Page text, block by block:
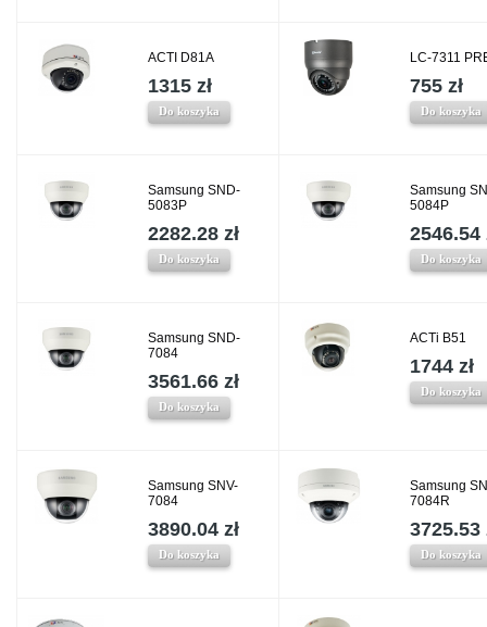
ACTI D81A
1315 zł
Do koszyka
LC-7311
755 zł
Do koszyka
Samsung SND-
5083P
2282.28 zł
Do koszyka
Samsung
5084P
2546.54
Do koszyka
Samsung SND-
7084
3561.66 zł
Do koszyka
ACTi B51
1744 zł
Do koszyka
Samsung SNV-
7084
3890.04 zł
Do koszyka
Samsung
7084R
3725.53
Do koszyka